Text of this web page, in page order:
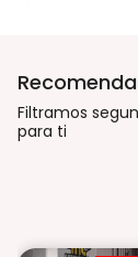
Filtramos
para ti